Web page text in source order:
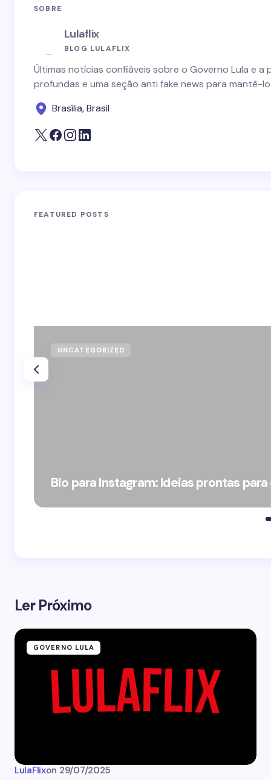
SOBRE
Lulaflix
BLOG LULAFLIX
Últimas notícias confiáveis sobre o Governo Lula e
profundas e uma seção anti fake news para mantê-
Brasília, Brasil
FEATURED POSTS
UNCATEGORIZED
Bio para Instagram: Ideias prontas
Ler Próximo
GOVERNO LULA
LulaFlixon 29/07/2025